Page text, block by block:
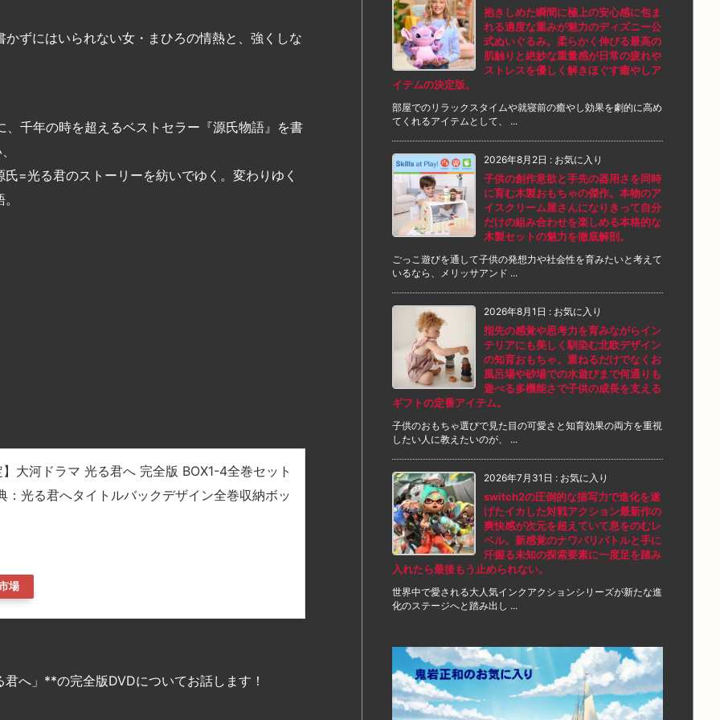
ずにはいられない女・まひろの情熱と、強くしな
千年の時を超えるベストセラー『源氏物語』を書
=光る君のストーリーを紡いでゆく。変わりゆく
大河ドラマ 光る君へ 完全版 BOX1-4全巻セット
：光る君へタイトルバックデザイン全巻収納ボッ
場
へ」**の完全版DVDについてお話します！
抱きしめた瞬間に極上の安心感に包ま
れる適度な重みが魅力のディズニー公
式ぬいぐるみ。柔らかく伸びる最高の
肌触りと絶妙な重量感が日常の疲れや
ストレスを優しく解きほぐす癒やしア
イテムの決定版。
部屋でのリラックスタイムや就寝前の癒やし効果を劇的に高め
てくれるアイテムとして、 ...
2026年8月2日 : お気に入り
子供の創作意欲と手先の器用さを同時
に育む木製おもちゃの傑作。本物のア
イスクリーム屋さんになりきって自分
だけの組み合わせを楽しめる本格的な
木製セットの魅力を徹底解剖。
ごっこ遊びを通して子供の発想力や社会性を育みたいと考えて
いるなら、メリッサアンド ...
2026年8月1日 : お気に入り
指先の感覚や思考力を育みながらイン
テリアにも美しく馴染む北欧デザイン
の知育おもちゃ。重ねるだけでなくお
風呂場や砂場での水遊びまで何通りも
遊べる多機能さで子供の成長を支える
ギフトの定番アイテム。
子供のおもちゃ選びで見た目の可愛さと知育効果の両方を重視
したい人に教えたいのが、 ...
2026年7月31日 : お気に入り
switch2の圧倒的な描写力で進化を遂
げたイカした対戦アクション最新作の
爽快感が次元を超えていて息をのむレ
ベル。新感覚のナワバリバトルと手に
汗握る未知の探索要素に一度足を踏み
入れたら最後もう止められない。
世界中で愛される大人気インクアクションシリーズが新たな進
化のステージへと踏み出し ...